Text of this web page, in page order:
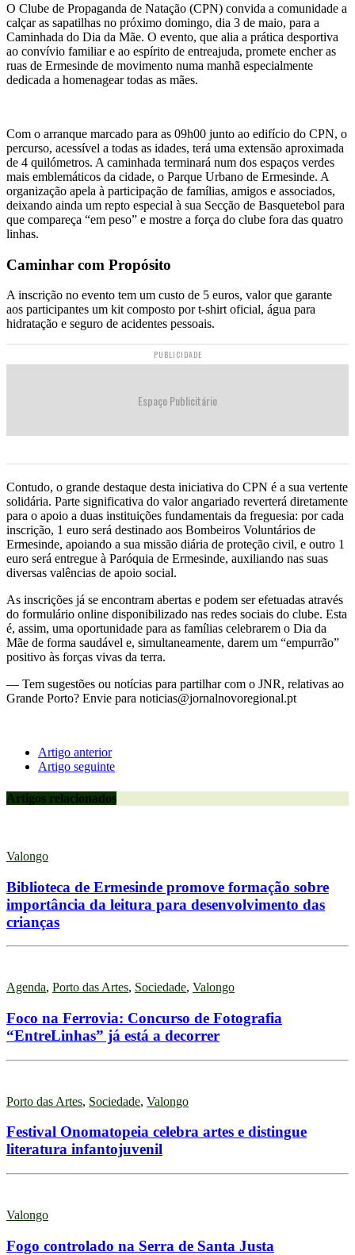
O Clube de Propaganda de Natação (CPN) convida a comunidade a
calçar as sapatilhas no próximo domingo, dia 3 de maio, para a
Caminhada do Dia da Mãe. O evento, que alia a prática desportiva
ao convívio familiar e ao espírito de entreajuda, promete encher as
ruas de Ermesinde de movimento numa manhã especialmente
dedicada a homenagear todas as mães.
Com o arranque marcado para as 09h00 junto ao edifício do CPN, o
percurso, acessível a todas as idades, terá uma extensão aproximada
de 4 quilómetros. A caminhada terminará num dos espaços verdes
mais emblemáticos da cidade, o Parque Urbano de Ermesinde. A
organização apela à participação de famílias, amigos e associados,
deixando ainda um repto especial à sua Secção de Basquetebol para
que compareça “em peso” e mostre a força do clube fora das quatro
linhas.
Caminhar com Propósito
A inscrição no evento tem um custo de 5 euros, valor que garante
aos participantes um kit composto por t-shirt oficial, água para
hidratação e seguro de acidentes pessoais.
PUBLICIDADE
Espaço Publicitário
Contudo, o grande destaque desta iniciativa do CPN é a sua vertente
solidária. Parte significativa do valor angariado reverterá diretamente
para o apoio a duas instituições fundamentais da freguesia: por cada
inscrição, 1 euro será destinado aos Bombeiros Voluntários de
Ermesinde, apoiando a sua missão diária de proteção civil, e outro 1
euro será entregue à Paróquia de Ermesinde, auxiliando nas suas
diversas valências de apoio social.
As inscrições já se encontram abertas e podem ser efetuadas através
do formulário online disponibilizado nas redes sociais do clube. Esta
é, assim, uma oportunidade para as famílias celebrarem o Dia da
Mãe de forma saudável e, simultaneamente, darem um “empurrão”
positivo às forças vivas da terra.
— Tem sugestões ou notícias para partilhar com o JNR, relativas ao
Grande Porto? Envie para noticias@jornalnovoregional.pt
Artigo anterior
Artigo seguinte
Artigos relacionados
Valongo
Biblioteca de Ermesinde promove formação sobre
importância da leitura para desenvolvimento das
crianças
Agenda, Porto das Artes, Sociedade, Valongo
Foco na Ferrovia: Concurso de Fotografia
“EntreLinhas” já está a decorrer
Porto das Artes, Sociedade, Valongo
Festival Onomatopeia celebra artes e distingue
literatura infantojuvenil
Valongo
Fogo controlado na Serra de Santa Justa